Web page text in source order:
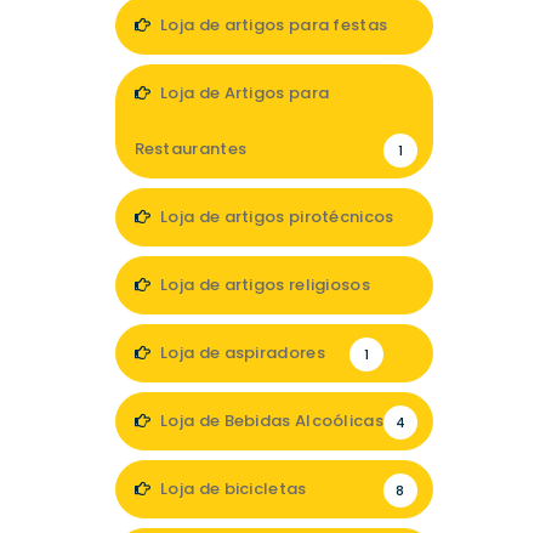
Loja de artigos para festas
Loja de Artigos para
Restaurantes 1
Loja de artigos pirotécnicos
Loja de artigos religiosos
Loja de aspiradores 1
Loja de Bebidas Alcoólicas 4
Loja de bicicletas 8